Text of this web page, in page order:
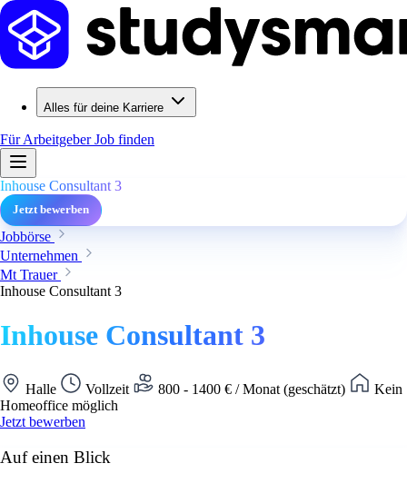
Alles für deine Karriere
Für ArbeitgeberJob finden
Inhouse Consultant 3
Jetzt bewerben
Jobbörse
Unternehmen
Mt Trauer
Inhouse Consultant 3
Inhouse Consultant 3
Halle Vollzeit 800 - 1400 € / Monat (geschätzt)
Kein
Homeoffice möglich
Jetzt bewerben
Auf einen Blick